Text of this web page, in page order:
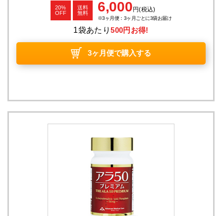
20%
OFF
送料
無料
6,000円(税込)
3ヶ月便：3ヶ月ごとに3袋お届け
1袋あたり500円お得!
3ヶ月便で購入する